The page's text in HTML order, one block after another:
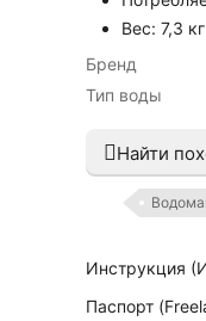
Вес: 7,3 кг
Бренд
Тип воды
Найти
Инструкция
Паспорт